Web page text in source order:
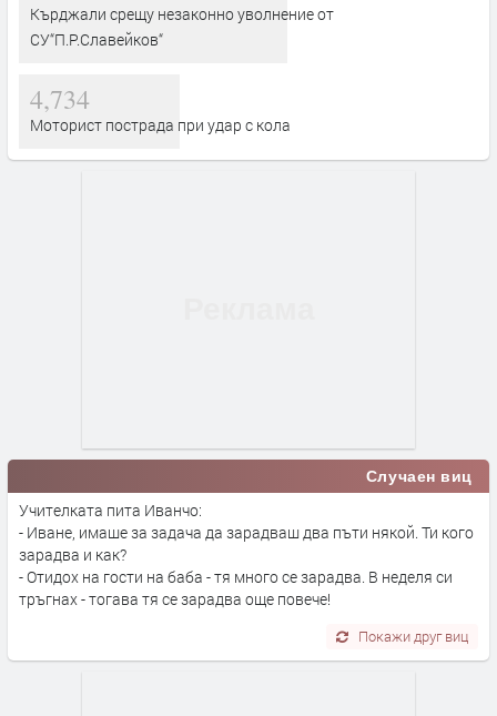
Кърджали срещу незаконно уволнение от
СУ“П.Р.Славейков“
4,734
Моторист пострада при удар с кола
Случаен виц
Учителката пита Иванчо:
- Иване, имаше за задача да зарадваш два пъти някой. Ти кого
зарадва и как?
- Отидох на гости на баба - тя много се зарадва. В неделя си
тръгнах - тогава тя се зарадва още повече!
Покажи друг виц